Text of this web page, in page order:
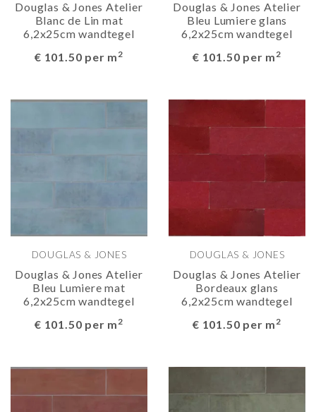
Douglas & Jones Atelier
Blanc de Lin mat
6,2x25cm wandtegel
€ 101.50 per m2
Douglas & Jones Atelier
Bleu Lumiere glans
6,2x25cm wandtegel
€ 101.50 per m2
DOUGLAS & JONES
Douglas & Jones Atelier
Bleu Lumiere mat
6,2x25cm wandtegel
€ 101.50 per m2
DOUGLAS & JONES
Douglas & Jones Atelier
Bordeaux glans
6,2x25cm wandtegel
€ 101.50 per m2